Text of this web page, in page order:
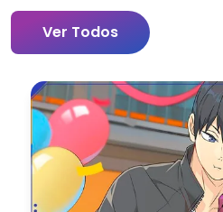
Ver Todos